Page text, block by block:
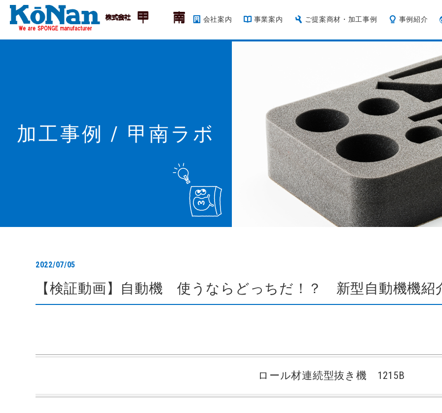
会社案内 事業案内 ご提案商材・加工事例 事例紹介
加工事例 / 甲南ラボ
2022/07/05
【検証動画】自動機 使うならどっちだ！？ 新型自動機機紹
ロール材連続型抜き機 1215B